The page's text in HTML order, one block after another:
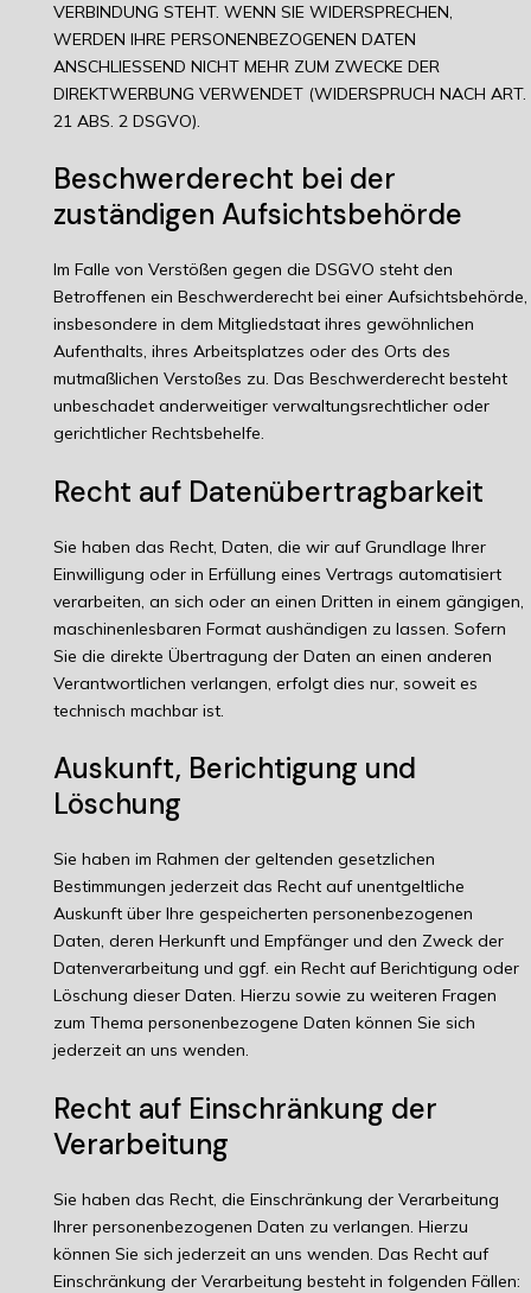
VERBINDUNG STEHT. WENN SIE WIDERSPRECHEN,
WERDEN IHRE PERSONENBEZOGENEN DATEN
ANSCHLIESSEND NICHT MEHR ZUM ZWECKE DER
DIREKTWERBUNG VERWENDET (WIDERSPRUCH NACH ART.
21 ABS. 2 DSGVO).
Beschwerde­recht bei der
zuständigen Aufsichts­behörde
Im Falle von Verstößen gegen die DSGVO steht den
Betroffenen ein Beschwerderecht bei einer Aufsichtsbehörde,
insbesondere in dem Mitgliedstaat ihres gewöhnlichen
Aufenthalts, ihres Arbeitsplatzes oder des Orts des
mutmaßlichen Verstoßes zu. Das Beschwerderecht besteht
unbeschadet anderweitiger verwaltungsrechtlicher oder
gerichtlicher Rechtsbehelfe.
Recht auf Daten­übertrag­barkeit
Sie haben das Recht, Daten, die wir auf Grundlage Ihrer
Einwilligung oder in Erfüllung eines Vertrags automatisiert
verarbeiten, an sich oder an einen Dritten in einem gängigen,
maschinenlesbaren Format aushändigen zu lassen. Sofern
Sie die direkte Übertragung der Daten an einen anderen
Verantwortlichen verlangen, erfolgt dies nur, soweit es
technisch machbar ist.
Auskunft, Berichtigung und
Löschung
Sie haben im Rahmen der geltenden gesetzlichen
Bestimmungen jederzeit das Recht auf unentgeltliche
Auskunft über Ihre gespeicherten personenbezogenen
Daten, deren Herkunft und Empfänger und den Zweck der
Datenverarbeitung und ggf. ein Recht auf Berichtigung oder
Löschung dieser Daten. Hierzu sowie zu weiteren Fragen
zum Thema personenbezogene Daten können Sie sich
jederzeit an uns wenden.
Recht auf Einschränkung der
Verarbeitung
Sie haben das Recht, die Einschränkung der Verarbeitung
Ihrer personenbezogenen Daten zu verlangen. Hierzu
können Sie sich jederzeit an uns wenden. Das Recht auf
Einschränkung der Verarbeitung besteht in folgenden Fällen: